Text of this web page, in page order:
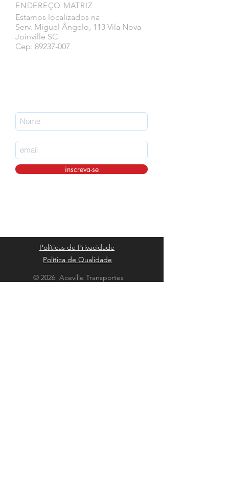
ENDEREÇO MATRIZ
Estamos localizados na
Serv. Miguel Ângelo, 113 Vila Nova
Joinville SC
Cep: 89237-007
inscreva-se
Políticas de Privacidade
Política de Qualidade
© 2026 Aceville Transportes